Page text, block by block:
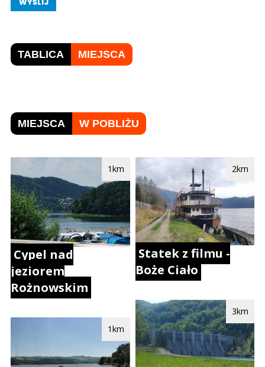
TABLICA MIEJSCA
MIEJSCA W POBLIŻU
Cypel nad
jeziorem
Rożnowskim
1km
1km
Statek z filmu -
Boże Ciało
2km
3km